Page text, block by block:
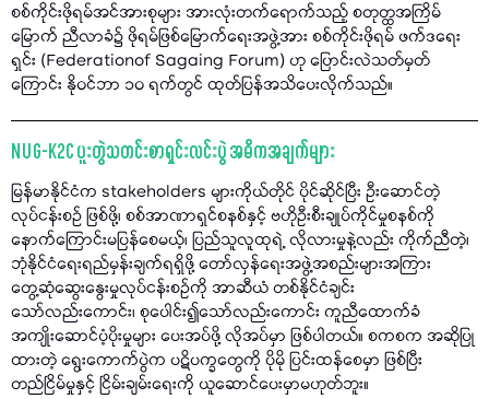
စစ်ကိုင်းဖိုရမ်အင်အားစုများ အားလုံးတက်ရောက်သည့် စတုတ္ထအကြိမ်
မြောက် ညီလာခံ၌ ဖိုရမ်ဖြစ်မြောက်ရေးအဖွဲ့အား စစ်ကိုင်းဖိုရမ် ဖက်ဒရေး
ရှင်း (Federationof Sagaing Forum) ဟု ပြောင်းလဲသတ်မှတ်
ကြောင်း နိုဝင်ဘာ ၁၀ ရက်တွင် ထုတ်ပြန်အသိပေးလိုက်သည်။
NUG-K2C ပူးတွဲသတင်းစာရှင်းလင်းပွဲ အဓိကအချက်များ
မြန်မာနိုင်ငံက stakeholders များကိုယ်တိုင် ပိုင်ဆိုင်ပြီး ဦးဆောင်တဲ့
လုပ်ငန်းစဉ် ဖြစ်ဖို့၊ စစ်အာဏာရှင်စနစ်နှင့် ဗဟိုဦးစီးချုပ်ကိုင်မှုစနစ်ကို
နောက်ကြောင်းမပြန်စေမယ့်၊ ပြည်သူလူထုရဲ့ လိုလားမှုနဲ့လည်း ကိုက်ညီတဲ့၊
ဘုံနိုင်ငံရေးရည်မှန်းချက်ရရှိဖို့ တော်လှန်ရေးအဖွဲ့အစည်းများအကြား
တွေ့ဆုံဆွေးနွေးမှုလုပ်ငန်းစဥ်ကို အာဆီယံ တစ်နိုင်ငံချင်း
သော်လည်းကောင်း၊ စုပေါင်း၍သော်လည်းကောင်း ကူညီထောက်ခံ
အကျိုးဆောင်ပံ့ပိုးမှုများ ပေးအပ်ဖို့ လိုအပ်မှာ ဖြစ်ပါတယ်။ စကစက အဆိုပြု
ထားတဲ့ ရွေးကောက်ပွဲက ပဋိပက္ခတွေကို ပိုမို ပြင်းထန်စေမှာ ဖြစ်ပြီး
တည်ငြိမ်မှုနှင့် ငြိမ်းချမ်းရေးကို ယူဆောင်ပေးမှာမဟုတ်ဘူး။